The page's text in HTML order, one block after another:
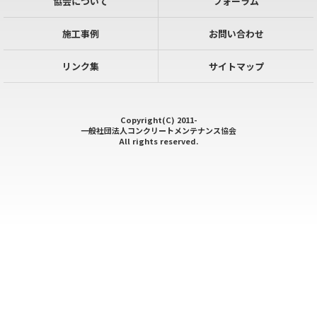
施工事例 お問い合わせ
リンク集 サイトマップ
Copyright(C) 2011-
一般社団法人コンクリートメンテナンス協会
All rights reserved.